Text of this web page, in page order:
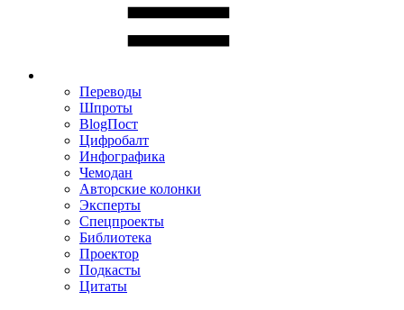
Переводы
Шпроты
BlogПост
Цифробалт
Инфографика
Чемодан
Авторские колонки
Эксперты
Спецпроекты
Библиотека
Проектор
Подкасты
Цитаты